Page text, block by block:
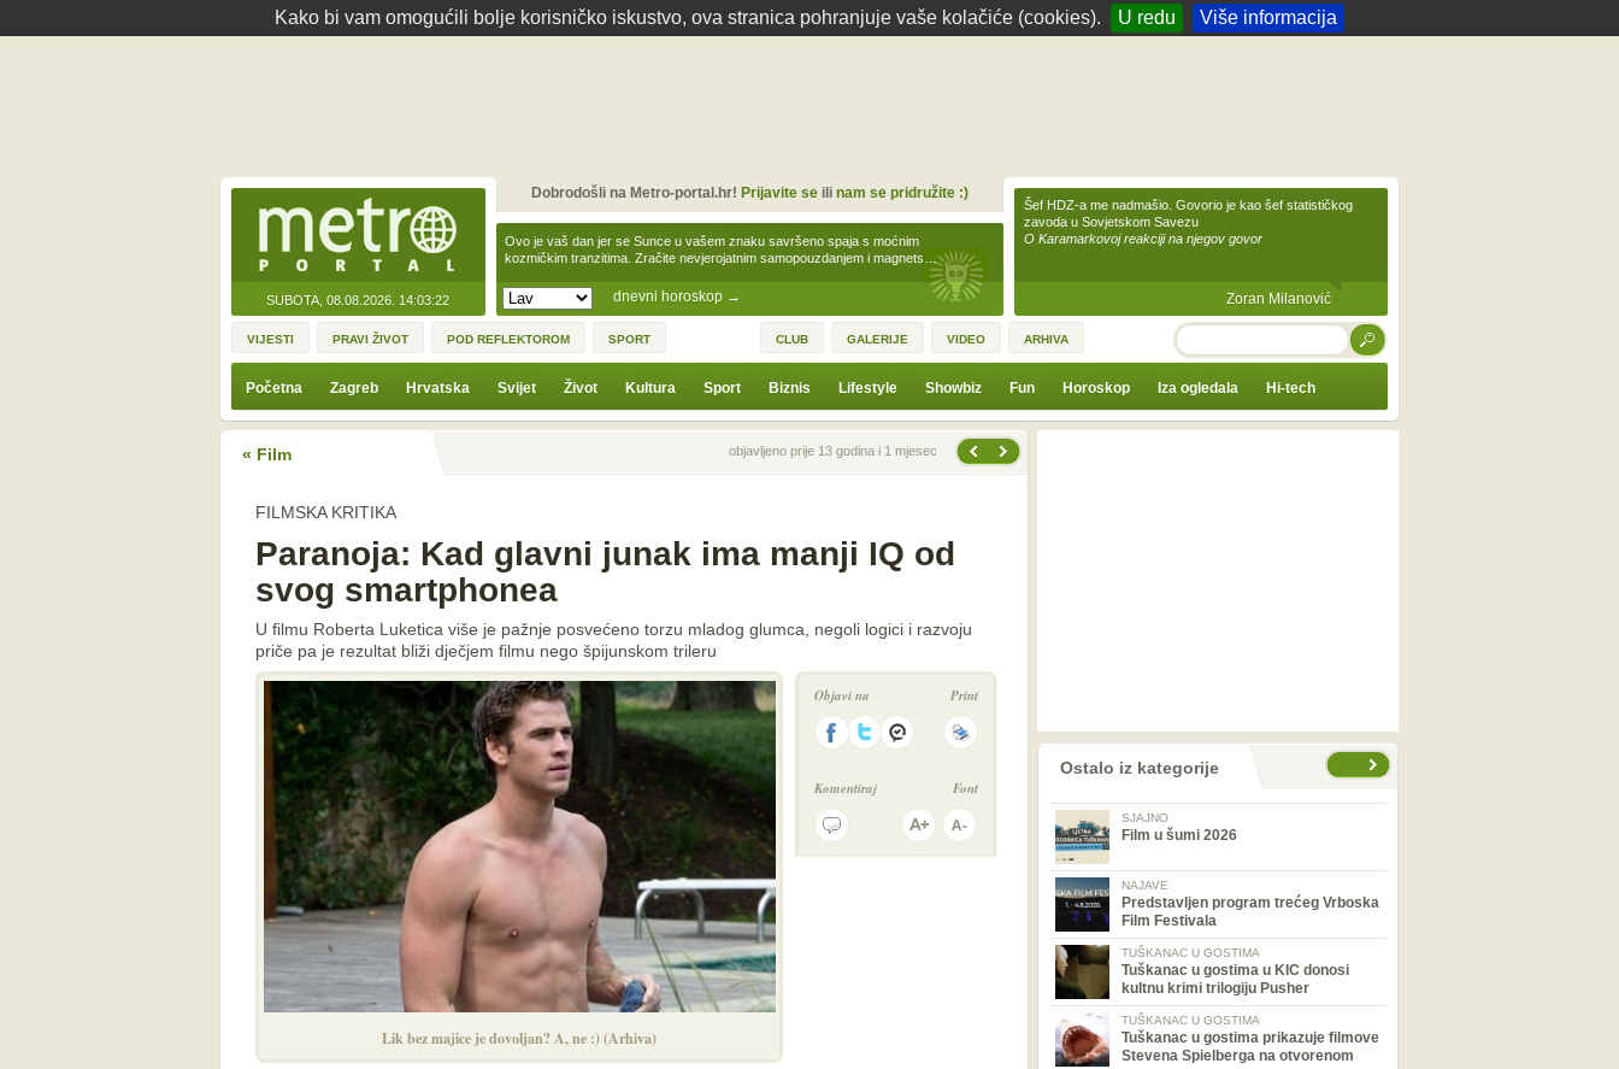
Kako bi vam omogućili bolje korisničko iskustvo, ova stranica pohranjuje vaše kolačiće (cookies). U redu Više informacija
SUBOTA, 08.08.2026. 14:03:22 dnevni horoskop →
Ovo je vaš dan jer se Sunce u vašem znaku savršeno spaja s moćnim
kozmičkim tranzitima. Zračite nevjerojatnim samopouzdanjem i magnets…
Dobrodošli na Metro-portal.hr! Prijavite seili nam se pridružite :)
Šef HDZ-a me nadmašio. Govorio je kao šef statističkog
zavoda u Sovjetskom Savezu
O Karamarkovoj reakciji na njegov govor
Zoran Milanović
VIJESTI PRAVI ŽIVOT POD REFLEKTOROM SPORT CLUB GALERIJE VIDEO ARHIVA TRAŽI
Početna Zagreb Hrvatska Svijet Život Kultura Sport Biznis Lifestyle Showbiz Fun Horoskop Iza ogledala Hi-tech
« Film Prethodna vijestobjavljeno prije 13 godina i 1 mjesec
FILMSKA KRITIKA
Paranoja: Kad glavni junak ima manji IQ od
svog smartphonea
U filmu Roberta Luketica više je pažnje posvećeno torzu mladog glumca, negoli logici i razvoju
priče pa je rezultat bliži dječjem filmu nego špijunskom trileru
Lik bez majice je dovoljan? A, ne :) (Arhiva)
Objavi na Print
Komentiraj Font
Ostalo iz kategorije
SJAJNO
Film u šumi 2026
NAJAVE
Predstavljen program trećeg Vrboska
Film Festivala
TUŠKANAC U GOSTIMA
Tuškanac u gostima u KIC donosi
kultnu krimi trilogiju Pusher
TUŠKANAC U GOSTIMA
Tuškanac u gostima prikazuje filmove
Stevena Spielberga na otvorenom